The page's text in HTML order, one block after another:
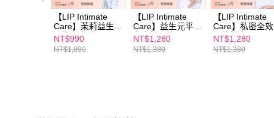
【LIP Intimate
Care】茉莉益生元
平衡私密噴霧50ml
Sandy吳姍儒摯愛
推薦
NT$990
NT$1,090
【LIP Intimate
Care】益生元平衡
私密護理油75ml
Sandy吳姍儒摯愛
推薦
NT$1,280
NT$1,380
【LIP Intimate
Care】私密全效
用修護膏50ml
Sandy吳姍儒摯愛
推薦
NT$1,280
NT$1,380